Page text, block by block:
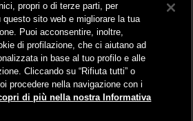
Trasimeno
FS Italiane, è attiva nei servizi di
all'estero, che gestisce direttamente o
propri o di terze parti, per
sito web e migliorare la tua
Puoi acconsentire, inoltre,
di profilazione, che ci aiutano ad
in base al tuo profilo e alle
Cliccando su “Rifiuta tutti” o
procedere nella navigazione con i
di più nella nostra Informativa